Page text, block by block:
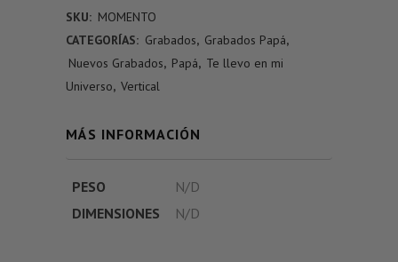
SKU: MOMENTO
CATEGORÍAS: Grabados, Grabados Papá,
Nuevos Grabados, Papá, Te llevo en mi
Universo, Vertical
MÁS INFORMACIÓN
PESO
N/D
DIMENSIONES
N/D